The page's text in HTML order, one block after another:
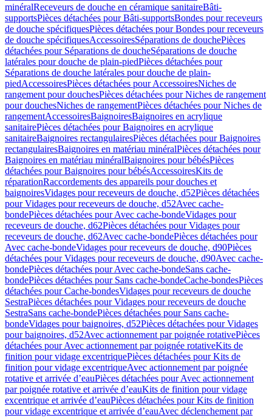
minéralReceveurs de douche en céramique sanitaireBâti-
supportsPièces détachées pour Bâti-supportsBondes pour receveurs
de douche spécifiquesPièces détachées pour Bondes pour receveurs
de douche spécifiquesAccessoiresSéparations de douchePièces
détachées pour Séparations de doucheSéparations de douche
latérales pour douche de plain-piedPièces détachées pour
Séparations de douche latérales pour douche de plain-
piedAccessoiresPièces détachées pour AccessoiresNiches de
rangement pour douchesPièces détachées pour Niches de rangement
pour douchesNiches de rangementPièces détachées pour Niches de
rangementAccessoiresBaignoiresBaignoires en acrylique
sanitairePièces détachées pour Baignoires en acrylique
sanitaireBaignoires rectangulairesPièces détachées pour Baignoires
rectangulairesBaignoires en matériau minéralPièces détachées pour
Baignoires en matériau minéralBaignoires pour bébésPièces
détachées pour Baignoires pour bébésAccessoiresKits de
réparationRaccordements des appareils pour douches et
baignoiresVidages pour receveurs de douche, d52Pièces détachées
pour Vidages pour receveurs de douche, d52Avec cache-
bondePièces détachées pour Avec cache-bondeVidages pour
receveurs de douche, d62Pièces détachées pour Vidages pour
receveurs de douche, d62Avec cache-bondePièces détachées pour
Avec cache-bondeVidages pour receveurs de douche, d90Pièces
détachées pour Vidages pour receveurs de douche, d90Avec cache-
bondePièces détachées pour Avec cache-bondeSans cache-
bondePièces détachées pour Sans cache-bondeCache-bondesPièces
détachées pour Cache-bondesVidages pour receveurs de douche
SestraPièces détachées pour Vidages pour receveurs de douche
SestraSans cache-bondePièces détachées pour Sans cache-
bondeVidages pour baignoires, d52Pièces détachées pour Vidages
pour baignoires, d52Avec actionnement par poignée rotativePièces
détachées pour Avec actionnement par poignée rotativeKits de
finition pour vidage excentriquePièces détachées pour Kits de
finition pour vidage excentriqueAvec actionnement par poignée
rotative et arrivée d’eauPièces détachées pour Avec actionnement
par poignée rotative et arrivée d’eauKits de finition pour vidage
excentrique et arrivée d’eauPièces détachées pour Kits de finition
pour vidage excentrique et arrivée d’eauAvec déclenchement par